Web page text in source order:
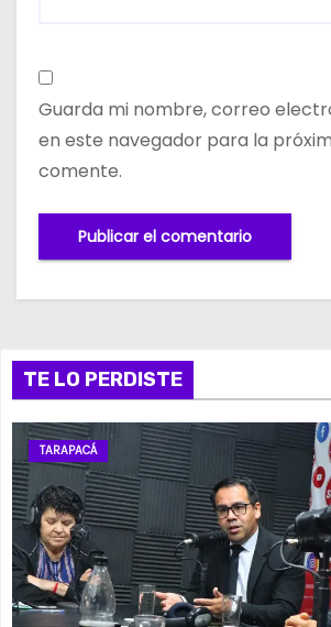
Guarda mi nombre, correo
en este navegador para la
comente.
TE LO PERDISTE
TARAPACÁ